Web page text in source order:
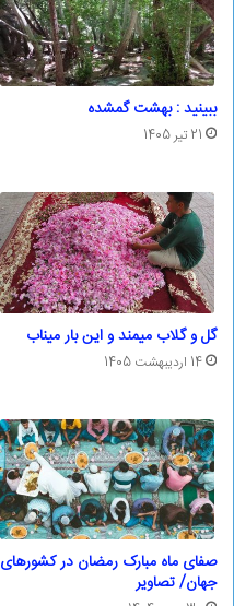
ببینید : بهشت گمشده
21 تیر 1405
گل و گلاب میمند و این بار میناب
14 اردیبهشت 1405
صفای ماه مبارک رمضان در کشورهای
جهان/ تصاویر